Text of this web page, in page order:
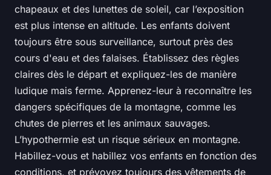
chapeaux et des lunettes de soleil, car l’exposition
est plus intense en altitude. Les enfants doivent
toujours être sous surveillance, surtout près des
cours d'eau et des falaises. Établissez des règles
claires dès le départ et expliquez-les de manière
ludique mais ferme. Apprenez-leur à reconnaître les
dangers spécifiques de la montagne, comme les
chutes de pierres et les animaux sauvages.
L’hypothermie est un risque sérieux en montagne.
Habillez-vous et habillez vos enfants en fonction des
conditions, et prévoyez toujours des vêtements de